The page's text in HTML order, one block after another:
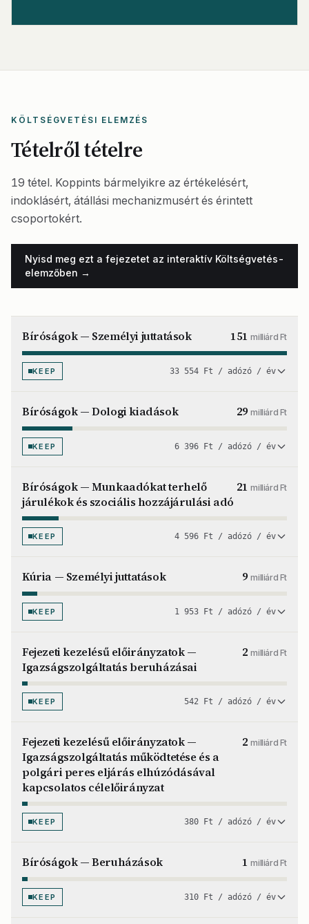
KÖLTSÉGVETÉSI ELEMZÉS
Tételről tételre
19 tétel. Koppints bármelyikre az értékelésért,
indoklásért, átállási mechanizmusért és érintett
csoportokért.
Nyisd meg ezt a fejezetet az interaktív Költségvetés-
elemzőben →
Bíróságok — Személyi juttatások 151milliárd Ft
KEEP 33 554 Ft / adózó / év
Bíróságok — Dologi kiadások 29milliárd Ft
KEEP 6 396 Ft / adózó / év
Bíróságok — Munkaadókat terhelő
járulékok és szociális hozzájárulási adó
21milliárd Ft
KEEP 4 596 Ft / adózó / év
Kúria — Személyi juttatások 9milliárd Ft
KEEP 1 953 Ft / adózó / év
Fejezeti kezelésű előirányzatok —
Igazságszolgáltatás beruházásai
2milliárd Ft
KEEP 542 Ft / adózó / év
Fejezeti kezelésű előirányzatok —
Igazságszolgáltatás működtetése és a
polgári peres eljárás elhúzódásával
kapcsolatos célelőirányzat
2milliárd Ft
KEEP 380 Ft / adózó / év
Bíróságok — Beruházások 1milliárd Ft
KEEP 310 Ft / adózó / év